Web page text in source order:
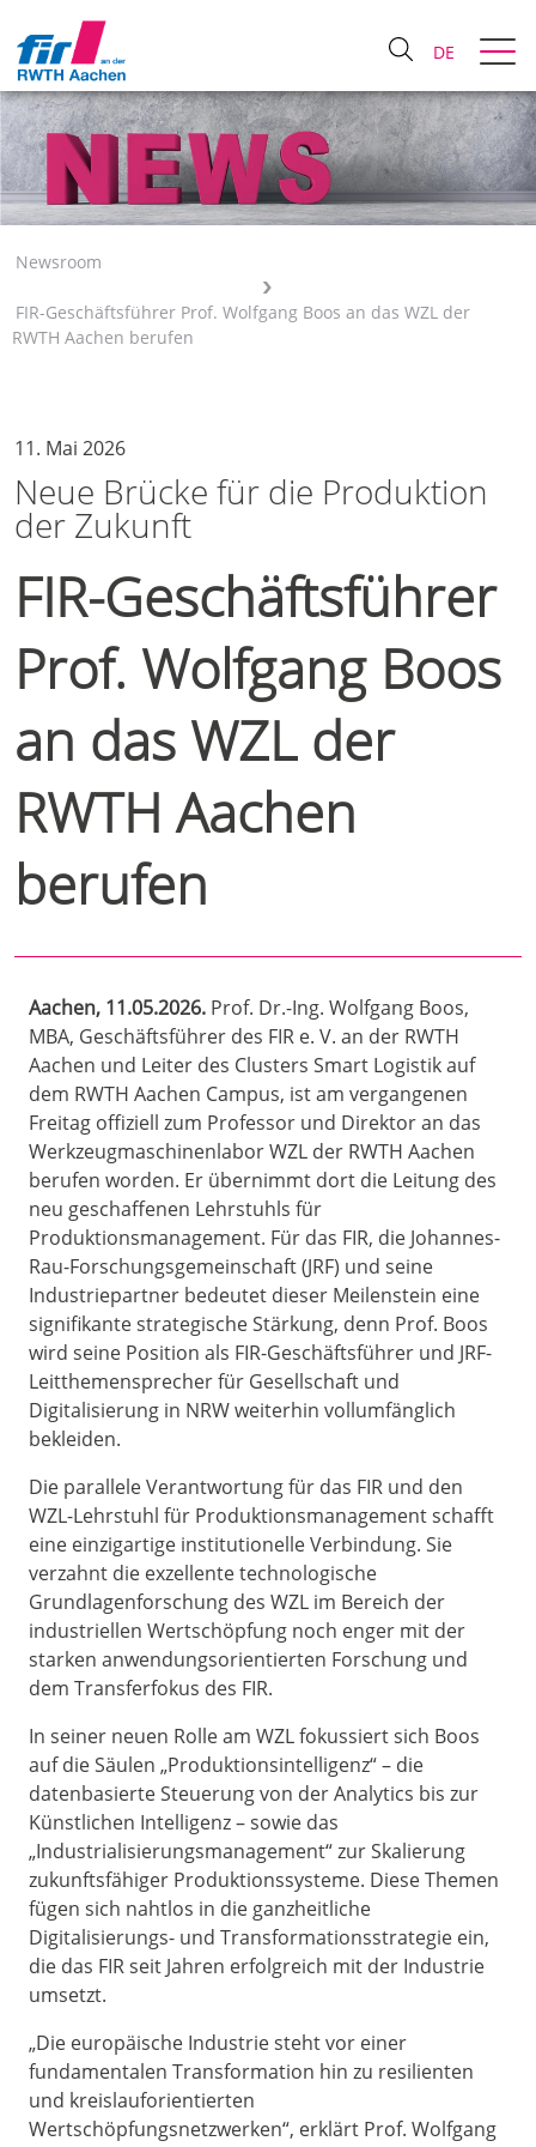
DE
Newsroom
FIR-Geschäftsführer Prof. Wolfgang Boos an das WZL der
RWTH Aachen berufen
11. Mai 2026
Neue Brücke für die Produktion
der Zukunft
FIR-Geschäftsführer
Prof. Wolfgang Boos
an das WZL der
RWTH Aachen
berufen
Aachen, 11.05.2026. Prof. Dr.-Ing. Wolfgang Boos,
MBA, Geschäftsführer des FIR e. V. an der RWTH
Aachen und Leiter des Clusters Smart Logistik auf
dem RWTH Aachen Campus, ist am vergangenen
Freitag offiziell zum Professor und Direktor an das
Werkzeugmaschinenlabor WZL der RWTH Aachen
berufen worden. Er übernimmt dort die Leitung des
neu geschaffenen Lehrstuhls für
Produktionsmanagement. Für das FIR, die Johannes-
Rau-Forschungsgemeinschaft (JRF) und seine
Industriepartner bedeutet dieser Meilenstein eine
signifikante strategische Stärkung, denn Prof. Boos
wird seine Position als FIR-Geschäftsführer und JRF-
Leitthemensprecher für Gesellschaft und
Digitalisierung in NRW weiterhin vollumfänglich
bekleiden.
Die parallele Verantwortung für das FIR und den
WZL-Lehrstuhl für Produktionsmanagement schafft
eine einzigartige institutionelle Verbindung. Sie
verzahnt die exzellente technologische
Grundlagenforschung des WZL im Bereich der
industriellen Wertschöpfung noch enger mit der
starken anwendungsorientierten Forschung und
dem Transferfokus des FIR.
In seiner neuen Rolle am WZL fokussiert sich Boos
auf die Säulen „Produktionsintelligenz“ – die
datenbasierte Steuerung von der Analytics bis zur
Künstlichen Intelligenz – sowie das
„Industrialisierungsmanagement“ zur Skalierung
zukunftsfähiger Produktionssysteme. Diese Themen
fügen sich nahtlos in die ganzheitliche
Digitalisierungs- und Transformationsstrategie ein,
die das FIR seit Jahren erfolgreich mit der Industrie
umsetzt.
„Die europäische Industrie steht vor einer
fundamentalen Transformation hin zu resilienten
und kreislauforientierten
Wertschöpfungsnetzwerken“, erklärt Prof. Wolfgang